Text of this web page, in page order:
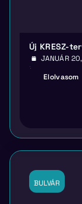
Új KRESZ-
JANUÁR
Elolvasom
BULVÁR